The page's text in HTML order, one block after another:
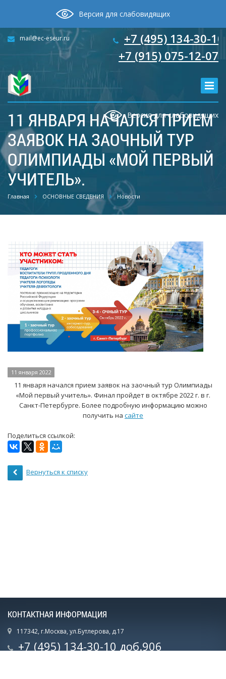
Версия для слабовидящих
+7 (495) 134-30-
+7 (915) 075-12-07
mail@ec-eseur.ru
Версия для слабовидящих
11 ЯНВАРЯ НАЧАЛСЯ ПРИЕМ
ЗАЯВОК НА ЗАОЧНЫЙ ТУР
ОЛИМПИАДЫ «МОЙ ПЕРВЫЙ
УЧИТЕЛЬ».
Главная ОСНОВНЫЕ СВЕДЕНИЯ Новости
11 января 2022
11 января начался прием заявок на заочный тур Олимпиады
«Мой первый учитель». Финал пройдет в октябре 2022 г. в г.
Санкт-Петербурге. Более подробную информацию можно
получить на сайте
Поделиться ссылкой:
Вернуться к списку
КОНТАКТНАЯ ИНФОРМАЦИЯ
117342, г.Москва, ул.Бутлерова, д.17
+7 (495) 134-30-10 доб.906